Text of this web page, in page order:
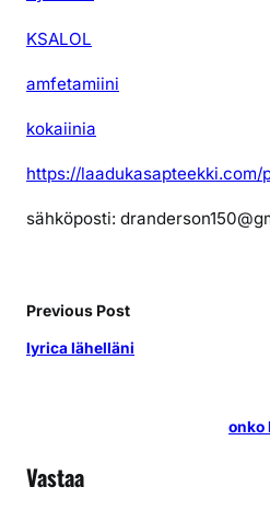
KSALOL
amfetamiini
kokaiinia
https://
sähköposti:
Previous Post
lyrica lähelläni
onko
Vastaa